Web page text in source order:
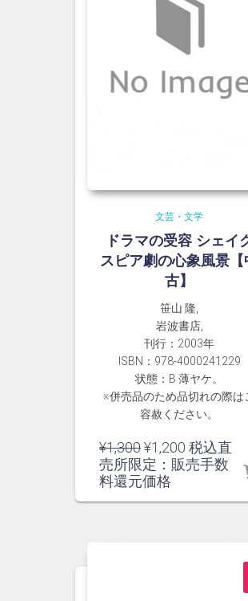
文芸・文学
ドラマの受容 シェイ
スピア劇の心象風景【
古】
笹山 隆,
岩波書店,
刊行：2003年
ISBN：978-4000241229
状態：B 薄ヤケ。
※併売品のため品切れの際は
容赦ください。
¥1,300元
の
価
¥1,200 現
在
税込直
売所限定：販売手数
料還元価格